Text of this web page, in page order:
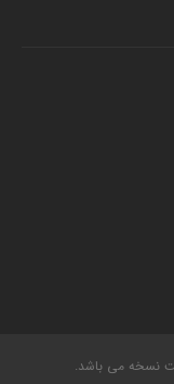
نسخه می باشد.